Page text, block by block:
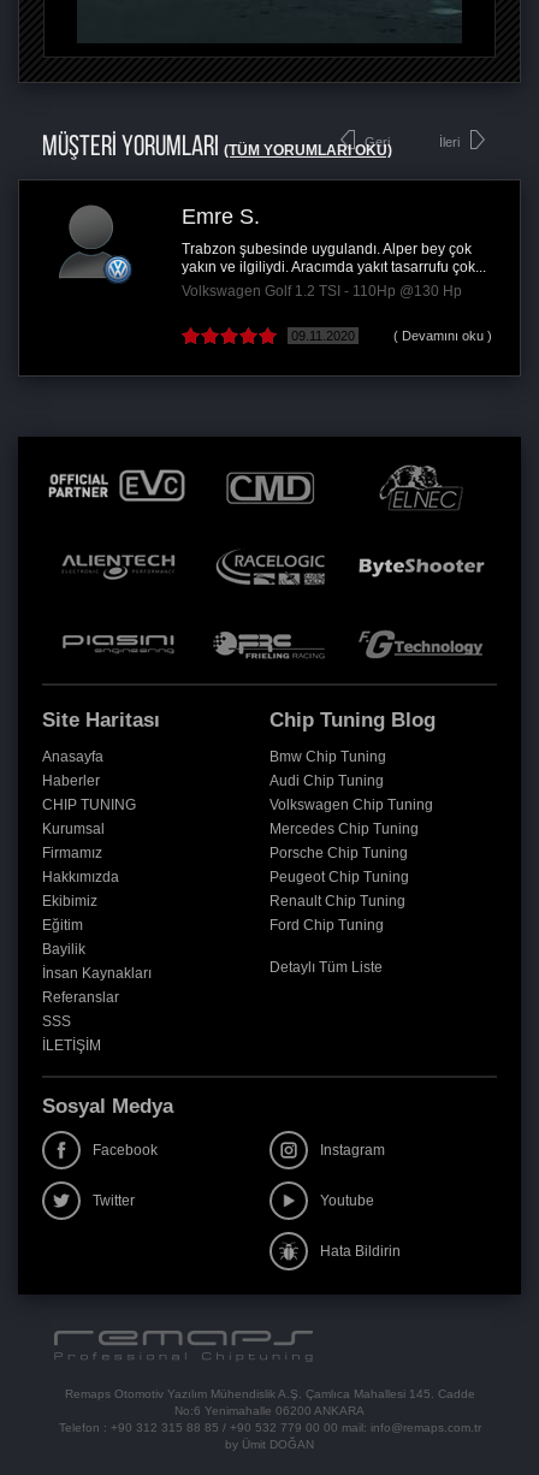
MÜŞTERİ YORUMLARI (TÜM YORUMLARI OKU)
Geri
Emre S.
Trabzon şubesinde uygulandı. Alper bey çok
yakın ve ilgiliydi. Aracımda yakıt tasarrufu çok...
Volkswagen Golf 1.2 TSI - 110Hp @130 Hp
09.11.2020 ( Devamını oku )
İleri
Site Haritası
Anasayfa
Haberler
CHIP TUNING
Kurumsal
Firmamız
Hakkımızda
Ekibimiz
Eğitim
Bayilik
İnsan Kaynakları
Referanslar
SSS
İLETİŞİM
Chip Tuning Blog
Bmw Chip Tuning
Audi Chip Tuning
Volkswagen Chip Tuning
Mercedes Chip Tuning
Porsche Chip Tuning
Peugeot Chip Tuning
Renault Chip Tuning
Ford Chip Tuning
Detaylı Tüm Liste
Sosyal Medya
Facebook Instagram
Twitter Youtube
Hata Bildirin
Remaps Otomotiv Yazılım Mühendislik A.Ş. Çamlıca Mahallesi 145. Cadde
No:6 Yenimahalle 06200 ANKARA
Telefon : +90 312 315 88 85 / +90 532 779 00 00 mail: info@remaps.com.tr
by Ümit DOĞAN